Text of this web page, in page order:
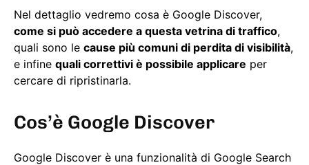
Nel dettaglio vedremo cosa è Google Discover,
come si può accedere a questa vetrina di traffico,
quali sono le cause più comuni di perdita di visibilità,
e infine quali correttivi è possibile applicare per
cercare di ripristinarla.
Cos’è Google Discover
Google Discover è una funzionalità di Google Search